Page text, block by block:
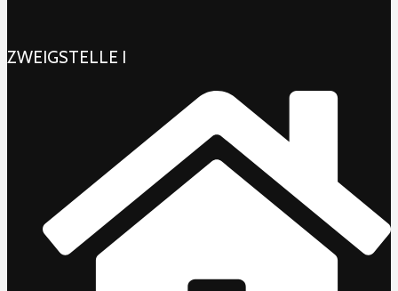
ZWEIGSTELLE I